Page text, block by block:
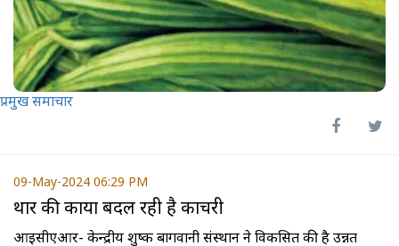
प्रमुख समाचार
09-May-2024 06:29 PM
थार की काया बदल रही है काचरी
आईसीएआर- केन्द्रीय शुष्क बागवानी संस्थान ने विकसित की है उन्नत